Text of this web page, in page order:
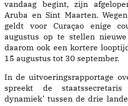
vandaag begint, zijn
Aruba en Sint Maarten.
geldt voor Curaçao enige
augustus op te stellen
daarom ook een kortere
15 augustus tot 30 september.
In de uitvoeringsrapportage
spreekt de
dynamiek’ tussen de drie